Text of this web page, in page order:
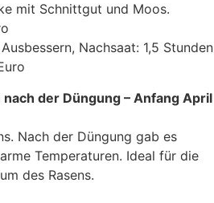
mit Schnittgut und Moos.
Nachsaat: 1,5 Stunden
der Düngung – Anfang April
Nach der Düngung gab es
Temperaturen. Ideal für die
des Rasens.